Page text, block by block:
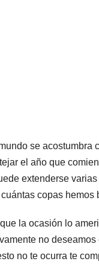
se acostumbra
el año que
extenderse
copas hemos
la ocasión lo
no
no te ocurra te